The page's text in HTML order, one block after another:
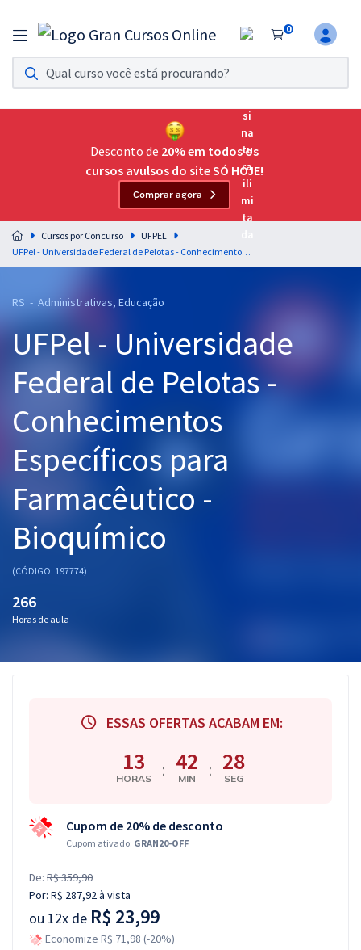
0
Assinatura Ilimitada 11
Acesso a todos os cursos. Teste grátis por 7 dias!
Assinatura OAB Até Passar
Acesso ilimitado a toda preparação para o Exame da
Residências Multiprofissionais
Preparação completa e intensiva para as principais
residências em saúde do Brasil
Cursos 20% OFF
Pós
Graduação
OAB
Questões grátis
Aprovados
Desconto de 20% em todos os
cursos avulsos do site SÓ HOJE!
Comprar agora
Cursos por Concurso
UFPEL
UFPel - Universidade Federal de Pelotas - Conhecimentos Específicos para Farmacêutico - Bioquímico
RS - Administrativas, Educação
UFPel - Universidade
Federal de Pelotas -
Conhecimentos
Específicos para
Farmacêutico -
Bioquímico
(CÓDIGO: 197774)
266
Horas de aula
ESSAS OFERTAS ACABAM EM:
13
HORAS : 42
MIN : 27
SEG
Cupom de 20% de desconto
Cupom ativado: GRAN20-OFF
De: R$ 359,90
Por: R$ 287,92à vista
ou 12x de R$ 23,99
Economize R$ 71,98 (-20%)